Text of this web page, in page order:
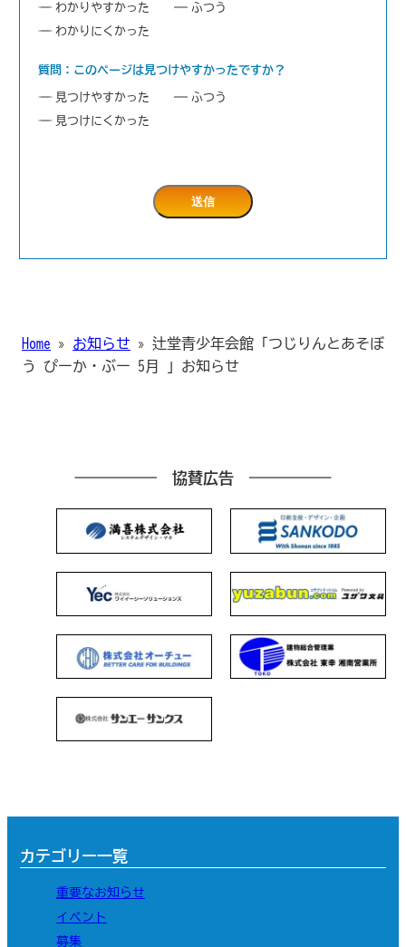
わかりやすかった
ふつう
わかりにくかった
質問：このページは見つけやすかったですか？
見つけやすかった
ふつう
見つけにくかった
Home » お知らせ » 辻堂青少年会館「つじりんとあそぼ
う ぴーか・ぶー 5月 」お知らせ
協賛広告
カテゴリー一覧
重要なお知らせ
イベント
募集